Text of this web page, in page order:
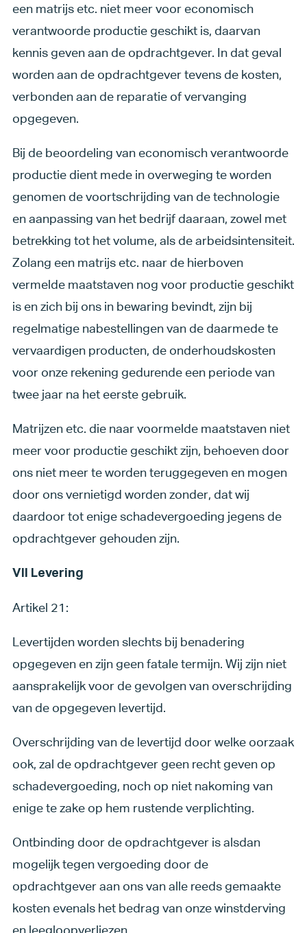
een matrijs etc. niet meer voor economisch
verantwoorde productie geschikt is, daarvan
kennis geven aan de opdrachtgever. In dat geval
worden aan de opdrachtgever tevens de kosten,
verbonden aan de reparatie of vervanging
opgegeven.
Bij de beoordeling van economisch verantwoorde
productie dient mede in overweging te worden
genomen de voortschrijding van de technologie
en aanpassing van het bedrijf daaraan, zowel met
betrekking tot het volume, als de arbeidsintensiteit.
Zolang een matrijs etc. naar de hierboven
vermelde maatstaven nog voor productie geschikt
is en zich bij ons in bewaring bevindt, zijn bij
regelmatige nabestellingen van de daarmede te
vervaardigen producten, de onderhoudskosten
voor onze rekening gedurende een periode van
twee jaar na het eerste gebruik.
Matrijzen etc. die naar voormelde maatstaven niet
meer voor productie geschikt zijn, behoeven door
ons niet meer te worden teruggegeven en mogen
door ons vernietigd worden zonder, dat wij
daardoor tot enige schadevergoeding jegens de
opdrachtgever gehouden zijn.
VII Levering
Artikel 21:
Levertijden worden slechts bij benadering
opgegeven en zijn geen fatale termijn. Wij zijn niet
aansprakelijk voor de gevolgen van overschrijding
van de opgegeven levertijd.
Overschrijding van de levertijd door welke oorzaak
ook, zal de opdrachtgever geen recht geven op
schadevergoeding, noch op niet nakoming van
enige te zake op hem rustende verplichting.
Ontbinding door de opdrachtgever is alsdan
mogelijk tegen vergoeding door de
opdrachtgever aan ons van alle reeds gemaakte
kosten evenals het bedrag van onze winstderving
en leegloopverliezen.